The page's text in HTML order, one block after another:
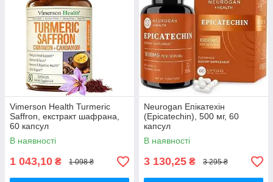
Vimerson Health Turmeric
Saffron, екстракт шафрана,
60 капсул
В наявності
1 043,10 ₴ 1 098 ₴
Neurogan Епікатехін
(Epicatechin), 500 мг, 60
капсул
В наявності
3 130,25 ₴ 3 295 ₴